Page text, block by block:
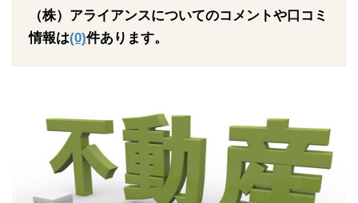
（株）アライアンスについてのコメントや口コミ
情報は(0)件あります。